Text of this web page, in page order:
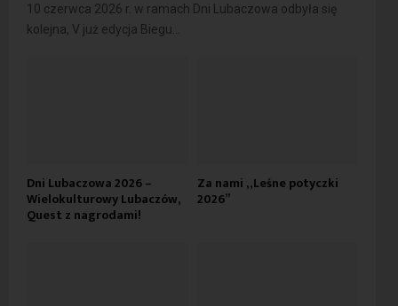
10 czerwca 2026 r. w ramach Dni Lubaczowa odbyła się
kolejna, V już edycja Biegu...
Dni Lubaczowa 2026 –
Wielokulturowy Lubaczów,
Quest z nagrodami!
Za nami „Leśne potyczki
2026”